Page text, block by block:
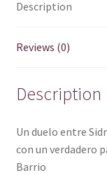
Espumoso
Nature
Description
Reviews (0)
Description
Un duelo entre
con un verdadero
Barrio